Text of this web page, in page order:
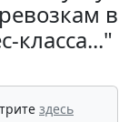
в
класса..."
здесь